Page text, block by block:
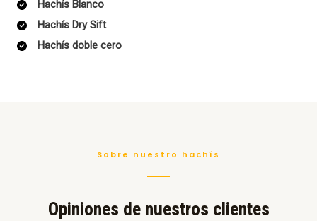
Hachís Blanco
Hachís Dry Sift
Hachís doble cero
Sobre nuestro hachís
Opiniones de nuestros clientes